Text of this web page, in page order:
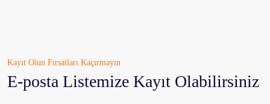
Kayıt Olun Fırsatları Kaçırmayın
E-posta Listemize Kayıt Olabilirsiniz